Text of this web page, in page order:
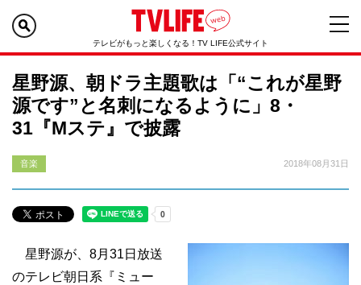
テレビがもっと楽しくなる！TV LIFE公式サイト
星野源、朝ドラ主題歌は「“これが星野
源です”と名刺になるように」8・
31『Mステ』で披露
音楽 2018年08月31日
星野源が、8月31日放送
のテレビ朝日系『ミュー